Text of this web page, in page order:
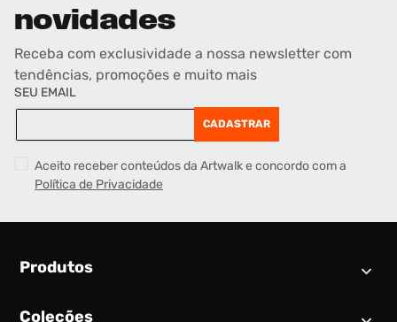
novidades
Receba com exclusividade a nossa newsletter com
tendências, promoções e muito mais
SEU EMAIL
CADASTRAR
Aceito receber conteúdos da Artwalk e concordo com a
Política de Privacidade
Produtos
Coleções